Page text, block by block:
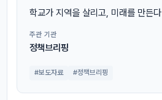
학교가 지역을 살리고, 미래를 만든다
주관 기관
정책브리핑
#보도자료 #정책브리핑